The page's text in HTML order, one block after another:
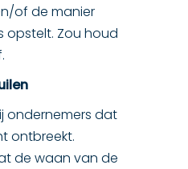
of de manier
opstelt. Zou houd
ondernemers dat
ontbreekt.
de waan van de